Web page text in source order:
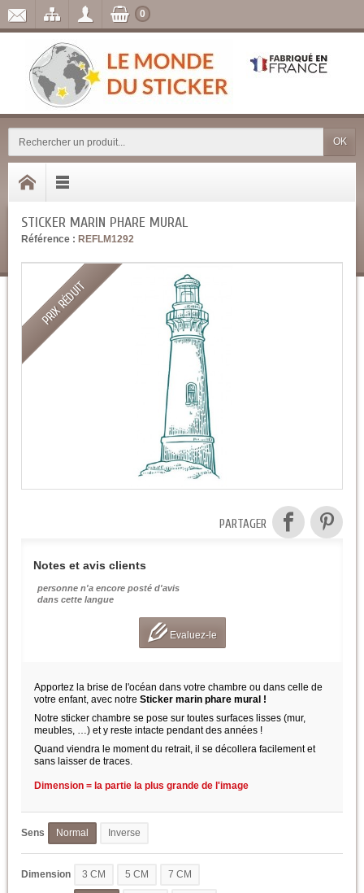
OK
0
STICKER MARIN PHARE MURAL
Référence : REFLM1292
PRIX RÉDUIT
PARTAGER
Notes et avis clients
personne n'a encore posté d'avis
dans cette langue
Evaluez-le
Apportez la brise de l'océan dans votre chambre ou dans celle de
votre enfant, avec notre Sticker marin phare mural !
Notre sticker chambre se pose sur toutes surfaces lisses (mur,
meubles, …) et y reste intacte pendant des années !
Quand viendra le moment du retrait, il se décollera facilement et
sans laisser de traces.
Dimension = la partie la plus grande de l'image
Sens Normal Inverse
Dimension 3 CM 5 CM 7 CM